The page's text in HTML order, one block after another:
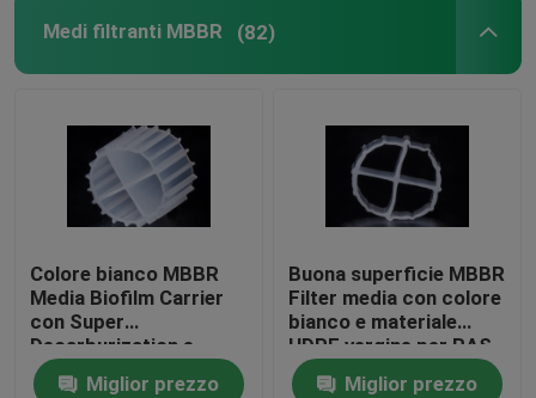
Media di filtraggio bio-blocco
Palancola del PVC
Medi filtranti MBBR (82)
Colore bianco MBBR
Media Biofilm Carrier
con Super
Decarburization e
materiale HDPE vergine
Miglior prezzo
Buona superficie MBBR
Filter media con colore
bianco e materiale
HDPE vergine per RAS
Miglior prezzo